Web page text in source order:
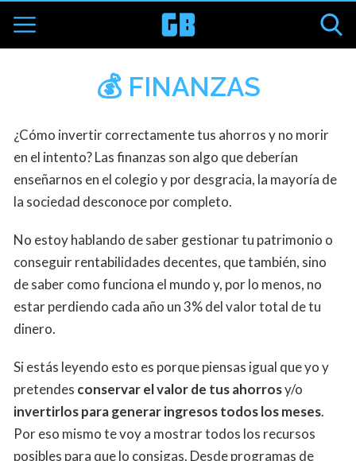
💰 FINANZAS
¿Cómo invertir correctamente tus ahorros y no morir
en el intento? Las finanzas son algo que deberían
enseñarnos en el colegio y por desgracia, la mayoría de
la sociedad desconoce por completo.
No estoy hablando de saber gestionar tu patrimonio o
conseguir rentabilidades decentes, que también, sino
de saber como funciona el mundo y, por lo menos, no
estar perdiendo cada año un 3% del valor total de tu
dinero.
Si estás leyendo esto es porque piensas igual que yo y
pretendes conservar el valor de tus ahorrosy/o
invertirlos para generar ingresos todos los meses.
Por eso mismo te voy a mostrar todos los recursos
posibles para que lo consigas. Desde programas de